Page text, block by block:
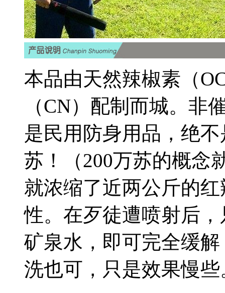
本品由天然辣椒素（
（CN）配制而城。非
是民用防身用品，绝
苏！（200万苏的概念
就浓缩了近两公斤的
性。在歹徒遭喷射后
矿泉水，即可完全缓
洗也可，只是效果慢些